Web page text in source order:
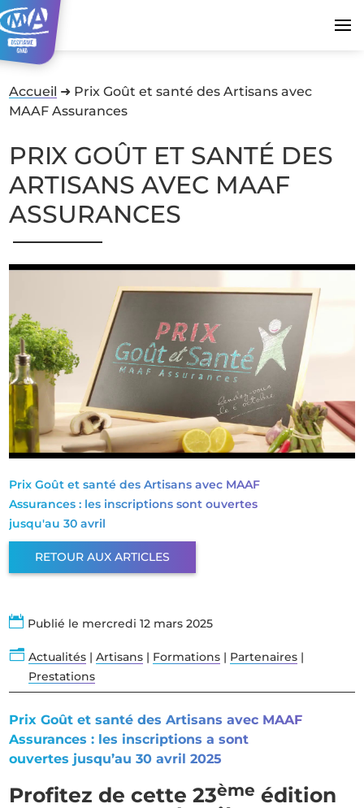
Accueil ➜ Prix Goût et santé des Artisans avec
MAAF Assurances
PRIX GOÛT ET SANTÉ DES
ARTISANS AVEC MAAF
ASSURANCES
Prix Goût et santé des Artisans avec MAAF
Assurances : les inscriptions sont ouvertes
jusqu'au 30 avril
RETOUR AUX ARTICLES
 Publié le mercredi 12 mars 2025
n Actualités| Artisans| Formations| Partenaires|
Prestations
Prix Goût et santé des Artisans avec MAAF
Assurances : les inscriptions a sont
ouvertes jusqu’au 30 avril 2025
Profitez de cette 23ème édition